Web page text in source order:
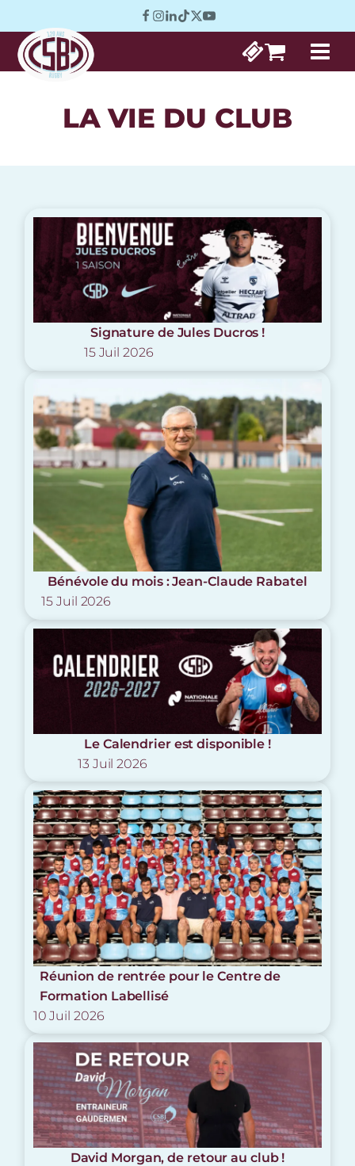
LA VIE DU CLUB
Signature de Jules Ducros !
15 Juil 2026
Bénévole du mois : Jean-Claude Rabatel
15 Juil 2026
Le Calendrier est disponible !
13 Juil 2026
Réunion de rentrée pour le Centre de
Formation Labellisé
10 Juil 2026
David Morgan, de retour au club !